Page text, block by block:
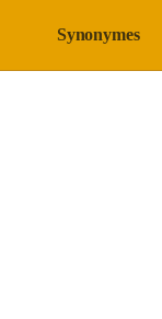
Synonymes